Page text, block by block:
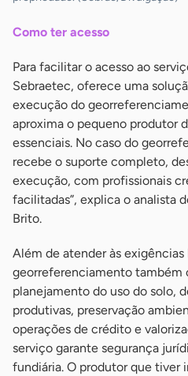
Como ter acesso
Para facilitar o acesso ao
Sebraetec, oferece uma
execução do
aproxima o pequeno produtor
essenciais. No caso do
recebe o suporte completo,
execução, com profissionais
facilitadas”, explica o analista
Brito.
Além de atender às exigências
georreferenciamento também
planejamento do uso do solo,
produtivas, preservação
operações de crédito e
serviço garante segurança
fundiária. O produtor que tiver